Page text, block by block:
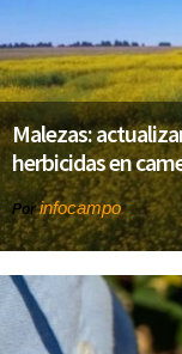
Malezas:
herbicidas en
Porinfocampo